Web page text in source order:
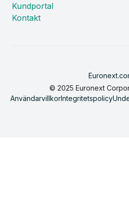
Kundportal
Kontakt
© 2025 Euronext
AnvändarvillkorIntegritetspolicy